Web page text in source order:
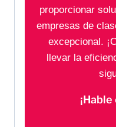
proporcionar
empresas de
excepcional.
llevar la